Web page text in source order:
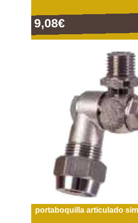
9,08€
portaboquilla articulado